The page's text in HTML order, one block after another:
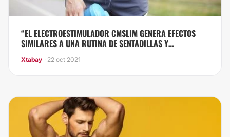
“EL ELECTROESTIMULADOR CMSLIM GENERA EFECTOS
SIMILARES A UNA RUTINA DE SENTADILLAS Y
Xtabay · 22 oct 2021